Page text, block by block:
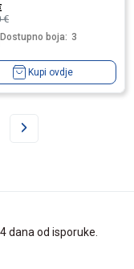
€
Dostupno boja: 3
Kupi ovdje
dana od isporuke.